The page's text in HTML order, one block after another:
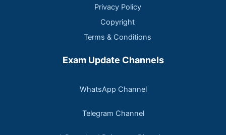
Privacy Policy
Copyright
Terms & Conditions
Exam Update Channels
WhatsApp Channel
Telegram Channel